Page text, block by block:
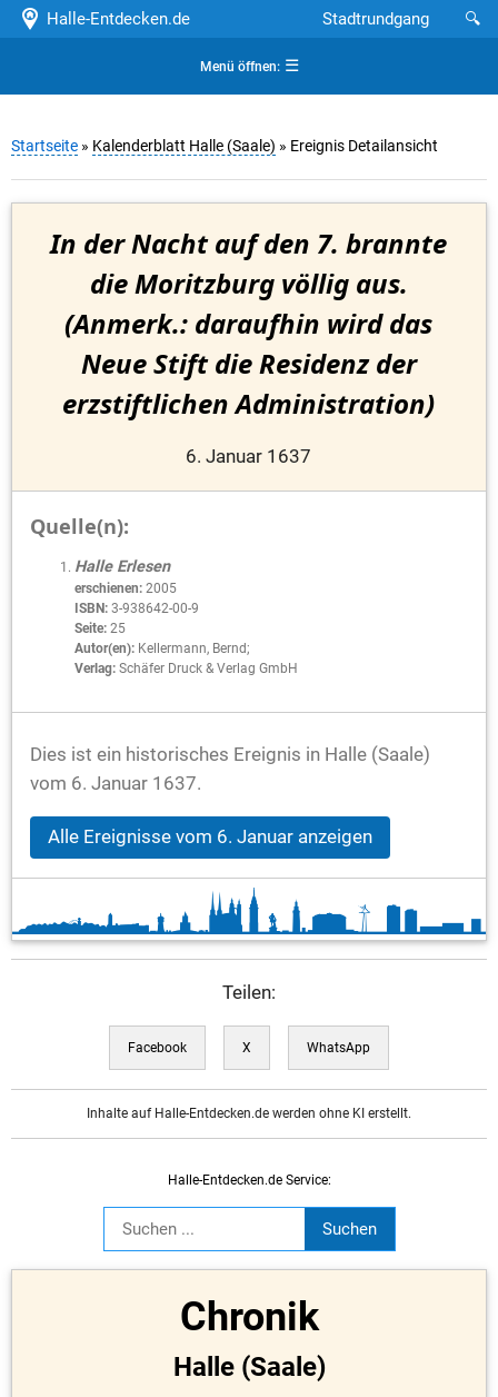
Halle-Entdecken.de 🔍
Stadtrundgang
Menü öffnen:☰
Startseite » Kalenderblatt Halle (Saale) » Ereignis Detailansicht
In der Nacht auf den 7. brannte
die Moritzburg völlig aus.
(Anmerk.: daraufhin wird das
Neue Stift die Residenz der
erzstiftlichen Administration)
6. Januar 1637
Quelle(n):
Halle Erlesen
erschienen: 2005
ISBN: 3-938642-00-9
Seite: 25
Autor(en): Kellermann, Bernd;
Verlag: Schäfer Druck & Verlag GmbH
Dies ist ein historisches Ereignis in Halle (Saale)
vom 6. Januar 1637.
Alle Ereignisse vom 6. Januar anzeigen
Teilen:
Facebook X WhatsApp
Inhalte auf Halle-Entdecken.de werden ohne KI erstellt.
Halle-Entdecken.de Service:
Chronik
Halle (Saale)